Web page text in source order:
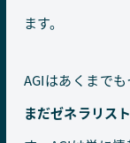
ます。
AGIはあくまで
まだゼネラリス